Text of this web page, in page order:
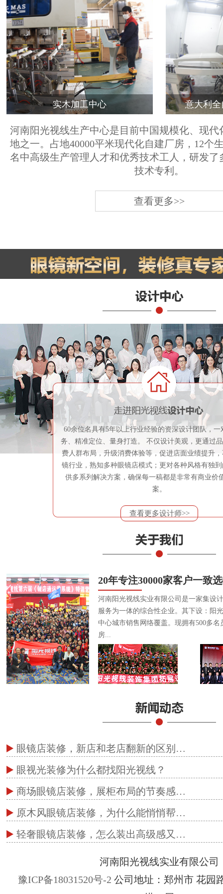
实木加工中心 意大利
河南阳光视线生产中心是目前中国规模化、现代
地之一。占地40000平米现代化自建厂房，12个
名中高级生产管理人才和优秀技术工人，研发了
技术专利。
查看更多>>
60余位名具有5年以上行业经验的资深设计团队，一
务、精准定位、量身打造。 不仅设计美观，更通过
费人群布局，升级消费体验等，促进店面业绩提升
镜行业，熟知多种眼镜店模式；更对各种风格有独
供多系列解决方案，确保每一稿都是非常有商业价
案。
查看更多设计师>>
20年专注30000家客户一致
河南阳光视线实业有限公司是一家集设
服务为一体的综合性企业。其下设：阳
中心城市销售网络覆盖。现拥有500多
房...
眼镜店装修，新店和老店翻新的区别…
眼视光装修为什么都找阳光视线？
商场眼镜店装修，展柜布局的节奏感…
原木风眼镜店装修，为什么能悄悄帮…
轻奢眼镜店装修，怎么装出高级感又…
河南阳光视线实业有限公司
豫ICP备18031520号-2 公司地址：郑州市 花园